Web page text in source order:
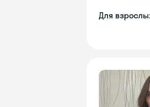
Для